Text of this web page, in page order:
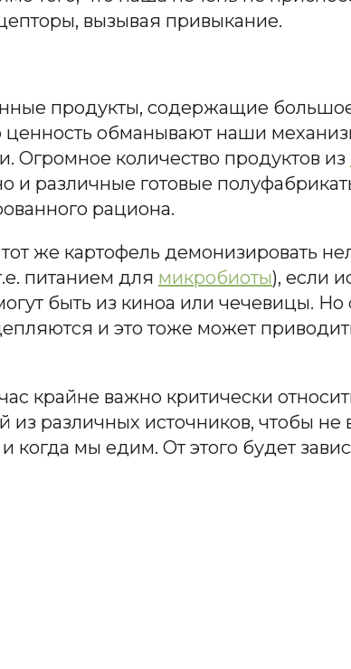
вызывая привыкание.
продукты, содержащие
ценность обманывают наши
Огромное количество продуктов из
и различные готовые
рациона.
же картофель демонизировать
питанием для микробиоты), если
быть из киноа или чечевицы.
и это тоже может
крайне важно критически
из различных источников, чтобы не
и когда мы едим. От этого будет